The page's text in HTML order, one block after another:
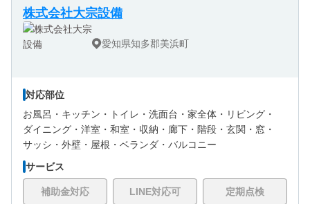
株式会社大宗設備
愛知県知多郡美浜町
対応部位
お風呂・ キッチン・ トイレ・ 洗面台・ 家全体・ リビング・
ダイニング・ 洋室・ 和室・ 収納・ 廊下・ 階段・ 玄関・ 窓・
サッシ・ 外壁・ 屋根・ ベランダ・バルコニー
サービス
補助金対応 LINE対応可 定期点検